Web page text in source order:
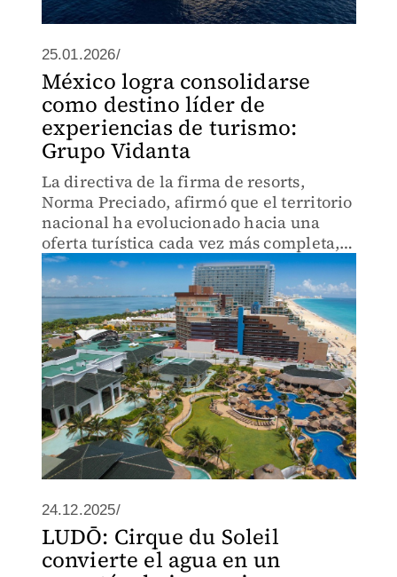
25.01.2026/
México logra consolidarse
como destino líder de
experiencias de turismo:
Grupo Vidanta
La directiva de la firma de resorts,
Norma Preciado, afirmó que el territorio
nacional ha evolucionado hacia una
oferta turística cada vez más completa,
creativa y aspiracional.
24.12.2025/
LUDŌ: Cirque du Soleil
convierte el agua en un